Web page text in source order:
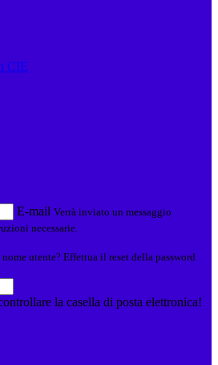
CIE
E-mail Verrà inviato un messaggio
necessarie.
utente? Effettua il reset della password
la casella di posta elettronica!